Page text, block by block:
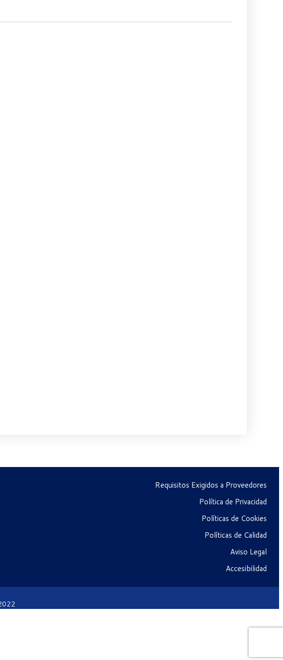
Requisitos Exigidos a Proveedores
Política de Privacidad
Políticas de Cookies
Políticas de Calidad
Aviso Legal
Accesibilidad